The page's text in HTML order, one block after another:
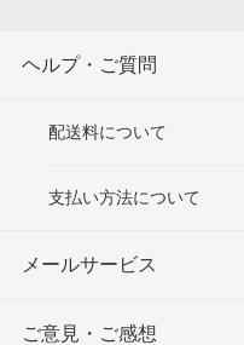
ヘルプ・ご質問
配送料について
支払い方法について
メールサービス
ご意見・ご感想